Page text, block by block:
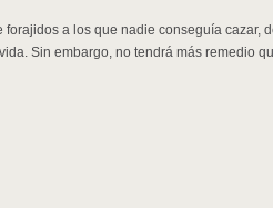
a los que nadie conseguía cazar,
Sin embargo, no tendrá más remedio